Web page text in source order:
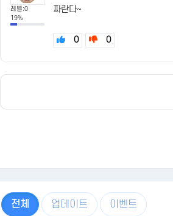
레벨:0
19%
짜란다~
0 0
전체 업데이트 이벤트